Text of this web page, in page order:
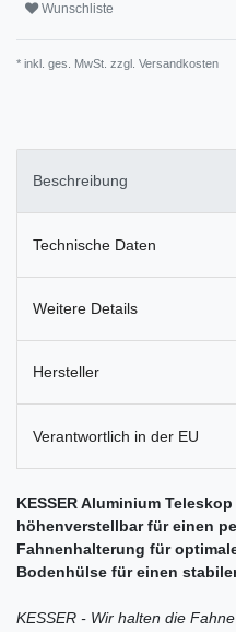
Wunschliste
* inkl. ges. MwSt. zzgl. Versandkosten
Beschreibung
Technische Daten
Weitere Details
Hersteller
Verantwortlich in der EU
KESSER Aluminium
höhenverstellbar für einen
Fahnenhalterung für
Bodenhülse für einen
KESSER - Wir halten die